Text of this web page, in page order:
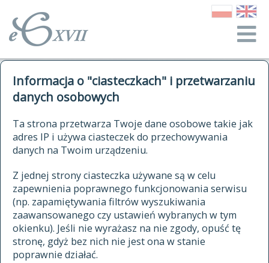
Informacja o "ciasteczkach" i przetwarzaniu
danych osobowych
Ta strona przetwarza Twoje dane osobowe takie jak
adres IP i używa ciasteczek do przechowywania
danych na Twoim urządzeniu.
Z jednej strony ciasteczka używane są w celu
zapewnienia poprawnego funkcjonowania serwisu
(np. zapamiętywania filtrów wyszukiwania
zaawansowanego czy ustawień wybranych w tym
okienku). Jeśli nie wyrażasz na nie zgody, opuść tę
stronę, gdyż bez nich nie jest ona w stanie
poprawnie działać.
autorzy Słownika
historia
publikacje
źródła
autorzy tekstów źródłowych
zasady opracowania
statystyki
najnowsze hasła
ostatnio zmodyfikowane hasła
kwerendy
jak cytować Słownik
ELEKTRONICZNY SŁOWNIK
JĘZYKA POLSKIEGO
XVII I XVIII WIEKU
znajdź hasła
zaczynające się od